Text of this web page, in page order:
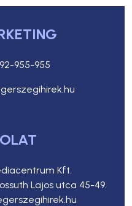
955-955
Kft.
Lajos utca 45-49.